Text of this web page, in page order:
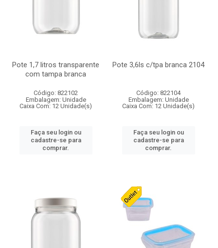
Pote 1,7 litros transparente
com tampa branca
Código: 822102
Embalagem: Unidade
Caixa Com: 12 Unidade(s)
Faça seu login ou
cadastre-se para
comprar.
Pote 3,6ls c/tpa branca 2104
Código: 822104
Embalagem: Unidade
Caixa Com: 12 Unidade(s)
Faça seu login ou
cadastre-se para
comprar.